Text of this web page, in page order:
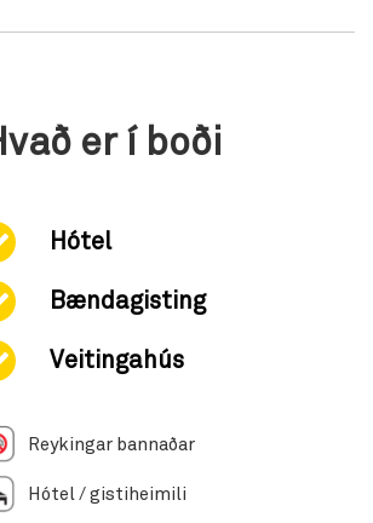
er í boði
Hótel
Bændagisting
Veitingahús
Reykingar bannaðar
Hótel / gistiheimili